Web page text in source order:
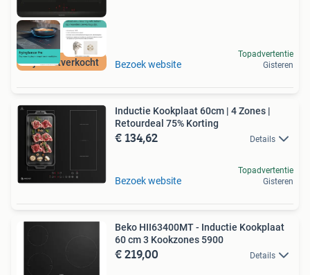
Bijna uitverkocht Bezoek website
Topadvertentie
Gisteren
Inductie Kookplaat 60cm | 4 Zones |
Retourdeal 75% Korting
€ 134,62 Details
Bezoek website
Topadvertentie
Gisteren
Beko HII63400MT - Inductie Kookplaat
60 cm 3 Kookzones 5900
€ 219,00 Details